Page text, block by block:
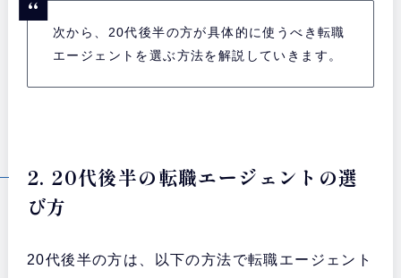
次から、20代後半の方が具体的に使うべき転職
エージェントを選ぶ方法を解説していきます。
2. 20代後半の転職エージェントの選
び方
20代後半の方は、以下の方法で転職エージェント